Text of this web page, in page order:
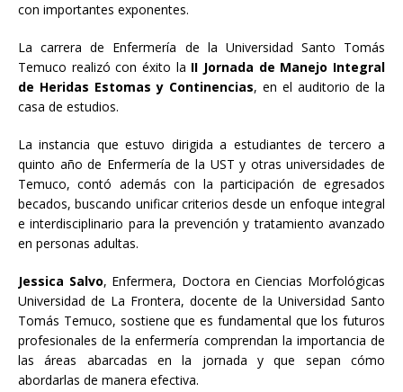
con importantes exponentes.
La carrera de Enfermería de la Universidad Santo Tomás
Temuco realizó con éxito la II Jornada de Manejo Integral
de Heridas Estomas y Continencias, en el auditorio de la
casa de estudios.
La instancia que estuvo dirigida a estudiantes de tercero a
quinto año de Enfermería de la UST y otras universidades de
Temuco, contó además con la participación de egresados
becados, buscando unificar criterios desde un enfoque integral
e interdisciplinario para la prevención y tratamiento avanzado
en personas adultas.
Jessica Salvo, Enfermera, Doctora en Ciencias Morfológicas
Universidad de La Frontera, docente de la Universidad Santo
Tomás Temuco, sostiene que es fundamental que los futuros
profesionales de la enfermería comprendan la importancia de
las áreas abarcadas en la jornada y que sepan cómo
abordarlas de manera efectiva.